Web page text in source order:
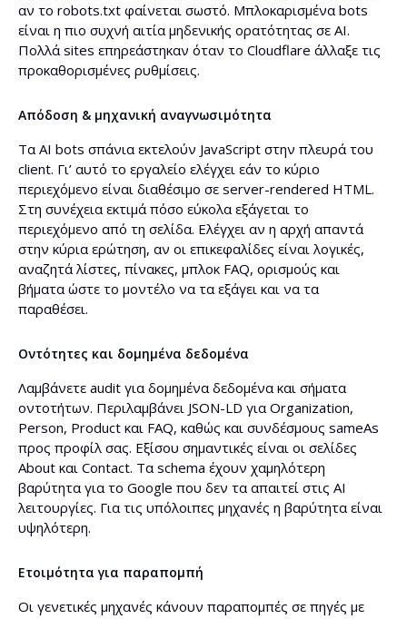
αν το robots.txt φαίνεται σωστό. Μπλοκαρισμένα bots
είναι η πιο συχνή αιτία μηδενικής ορατότητας σε AI.
Πολλά sites επηρεάστηκαν όταν το Cloudflare άλλαξε τις
προκαθορισμένες ρυθμίσεις.
Απόδοση & μηχανική αναγνωσιμότητα
Τα AI bots σπάνια εκτελούν JavaScript στην πλευρά του
client. Γι’ αυτό το εργαλείο ελέγχει εάν το κύριο
περιεχόμενο είναι διαθέσιμο σε server-rendered HTML.
Στη συνέχεια εκτιμά πόσο εύκολα εξάγεται το
περιεχόμενο από τη σελίδα. Ελέγχει αν η αρχή απαντά
στην κύρια ερώτηση, αν οι επικεφαλίδες είναι λογικές,
αναζητά λίστες, πίνακες, μπλοκ FAQ, ορισμούς και
βήματα ώστε το μοντέλο να τα εξάγει και να τα
παραθέσει.
Οντότητες και δομημένα δεδομένα
Λαμβάνετε audit για δομημένα δεδομένα και σήματα
οντοτήτων. Περιλαμβάνει JSON-LD για Organization,
Person, Product και FAQ, καθώς και συνδέσμους sameAs
προς προφίλ σας. Εξίσου σημαντικές είναι οι σελίδες
About και Contact. Τα schema έχουν χαμηλότερη
βαρύτητα για το Google που δεν τα απαιτεί στις AI
λειτουργίες. Για τις υπόλοιπες μηχανές η βαρύτητα είναι
υψηλότερη.
Ετοιμότητα για παραπομπή
Οι γενετικές μηχανές κάνουν παραπομπές σε πηγές με